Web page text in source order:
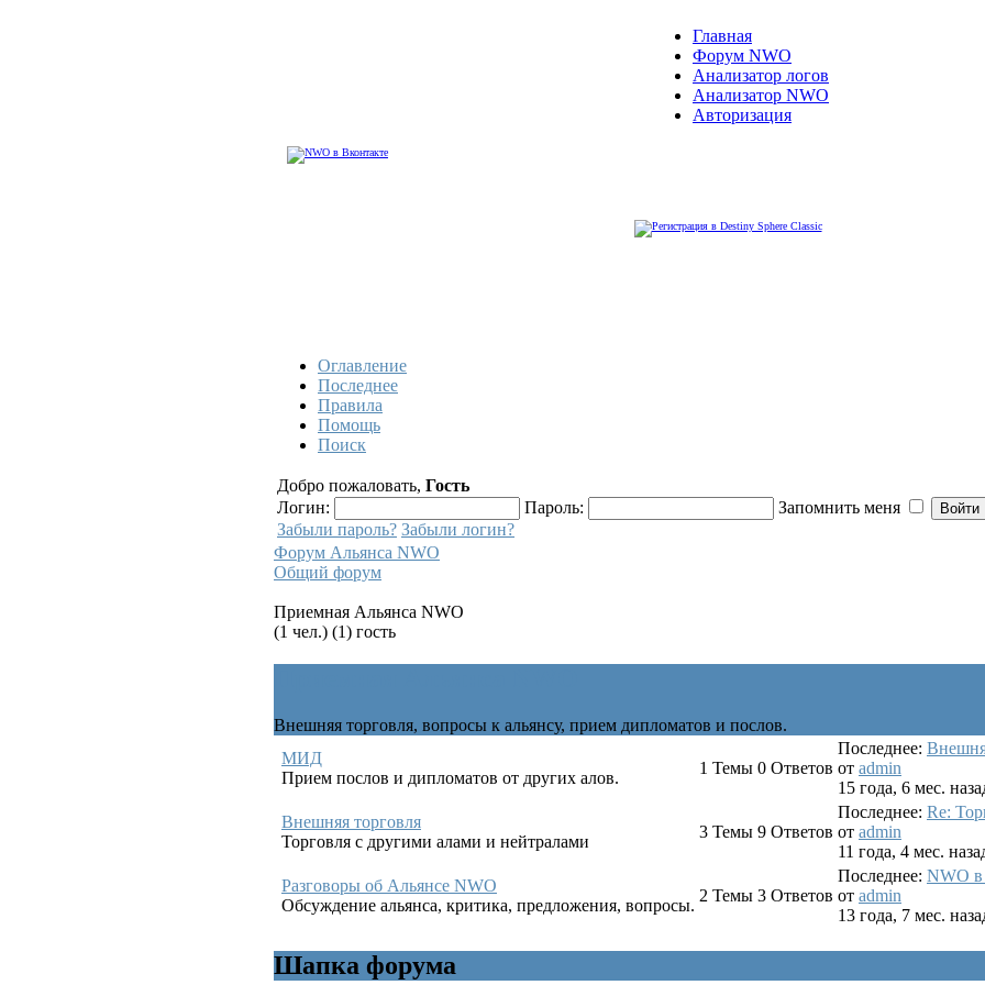
Главная
Форум NWO
Анализатор логов
Анализатор NWO
Авторизация
Оглавление
Последнее
Правила
Помощь
Поиск
Добро пожаловать, Гость
Логин:
Пароль:
Запомнить меня
Забыли пароль? Забыли логин?
Форум Альянса NWO
Общий форум
Приемная Альянса NWO
(1 чел.) (1) гость
Внешняя торговля, вопросы к альянсу, прием дипломатов и послов.
МИД
Прием послов и дипломатов от других алов.
1 Темы 0 Ответов
Последнее:
от admin
15 года, 6 мес.
Внешняя торговля
Торговля с другими алами и нейтралами
3 Темы 9 Ответов
Последнее: Re:
от admin
11 года, 4 мес.
Разговоры об Альянсе NWO
Обсуждение альянса, критика, предложения, вопросы.
2 Темы 3 Ответов
Последнее: NWO в
от admin
13 года, 7 мес.
Шапка форума